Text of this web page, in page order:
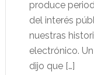
produce
del interés
nuestras
electrónico.
dijo que […]